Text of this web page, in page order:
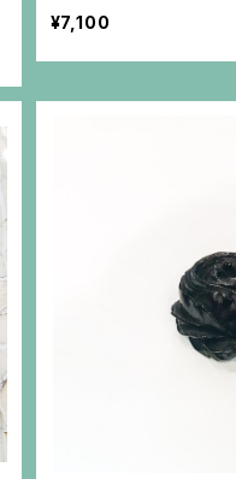
¥7,100